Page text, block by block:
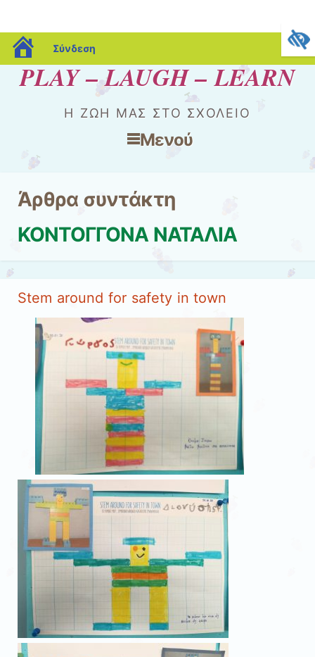
blogs.sch.gr
Σύνδεση
PLAY – LAUGH – LEARN
Η ΖΩΉ ΜΑΣ ΣΤΟ ΣΧΟΛΕΊΟ
Μενού
Μετάβαση στο περιεχόμενο
Άρθρα συντάκτη
ΚΟΝΤΟΓΓΟΝΑ ΝΑΤΑΛΙΑ
Stem around for safety in town